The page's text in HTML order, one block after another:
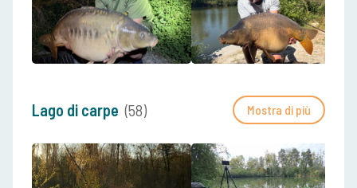
Lago di carpe (58) Mostra di più